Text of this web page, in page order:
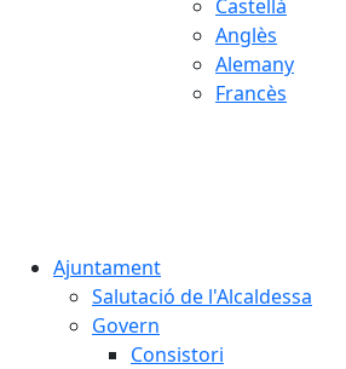
Castellà
Anglès
Alemany
Francès
Ajuntament
Salutació de l'Alcaldessa
Govern
Consistori